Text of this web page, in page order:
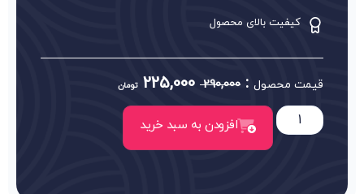
کیفیت بالای محصول
قیمت محصول :
290,000
225,000 تومان
افزودن به سبد خرید